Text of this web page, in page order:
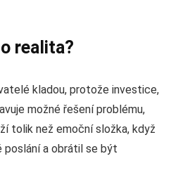
realita?
kladou, protože investice,
možné řešení problému,
tolik než emoční složka, když
poslání a obrátil se být